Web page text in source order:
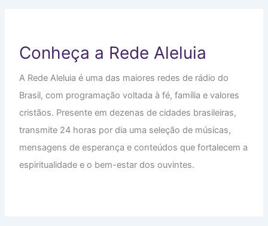
Conheça a Rede Aleluia
A Rede Aleluia é uma das maiores redes de rádio do
Brasil, com programação voltada à fé, família e valores
cristãos. Presente em dezenas de cidades brasileiras,
transmite 24 horas por dia uma seleção de músicas,
mensagens de esperança e conteúdos que fortalecem a
espiritualidade e o bem-estar dos ouvintes.